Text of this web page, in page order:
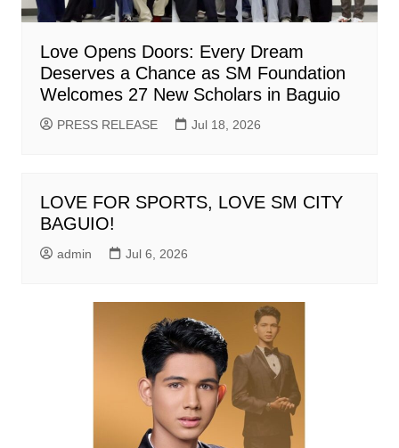
Love Opens Doors: Every Dream
Deserves a Chance as SM Foundation
Welcomes 27 New Scholars in Baguio
PRESS RELEASE Jul 18, 2026
LOVE FOR SPORTS, LOVE SM CITY
BAGUIO!
admin Jul 6, 2026